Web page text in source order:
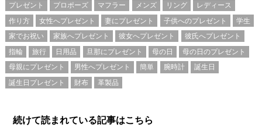
プレゼント
プロポーズ マフラー メンズ リング
レディース
作り方
女性へプレゼント 妻にプレゼント 子供へのプレゼント
学生
家でお祝い
家族へプレゼント 彼女へプレゼント
彼氏へプレゼント
指輪
旅行 日用品 旦那にプレゼント 母の日
母の日のプレゼント
母親にプレゼント
男性へプレゼント 簡単 腕時計
誕生日
誕生日プレゼント
財布 革製品
続けて読まれている記事はこちら